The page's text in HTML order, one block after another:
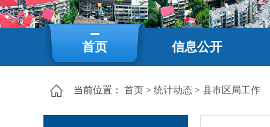
首页 信息公开
当前位置： 首页 > 统计动态 > 县市区局工作